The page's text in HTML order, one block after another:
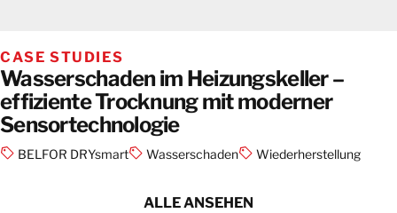
CASE STUDIES
Wasserschaden im Heizungskeller –
effiziente Trocknung mit moderner
Sensortechnologie
BELFOR DRYsmart Wasserschaden Wiederherstellung
ALLE ANSEHEN